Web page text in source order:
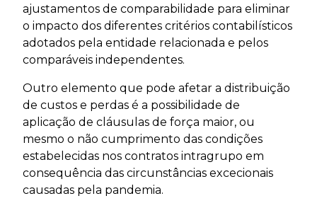
ajustamentos de comparabilidade para eliminar
o impacto dos diferentes critérios contabilísticos
adotados pela entidade relacionada e pelos
comparáveis independentes.
Outro elemento que pode afetar a distribuição
de custos e perdas é a possibilidade de
aplicação de cláusulas de força maior, ou
mesmo o não cumprimento das condições
estabelecidas nos contratos intragrupo em
consequência das circunstâncias excecionais
causadas pela pandemia.